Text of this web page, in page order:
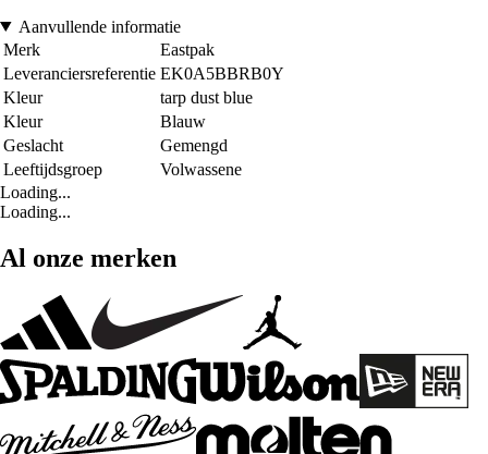
Aanvullende informatie
Merk
Eastpak
Leveranciersreferentie EK0A5BBRB0Y
Kleur
tarp dust blue
Kleur
Blauw
Geslacht
Gemengd
Leeftijdsgroep
Volwassene
Loading...
Loading...
Al onze merken